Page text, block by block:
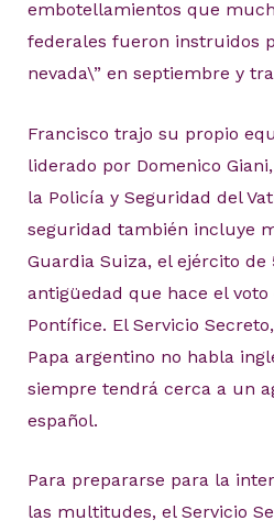
embotellamientos que
federales fueron instruidos
nevada\” en septiembre y
Francisco trajo su propio
liderado por Domenico
la Policía y Seguridad del
seguridad también incluye
Guardia Suiza, el ejército de
antigüedad que hace el
Pontífice. El Servicio
Papa argentino no habla
siempre tendrá cerca a un
español.
Para prepararse para la
las multitudes, el Servicio